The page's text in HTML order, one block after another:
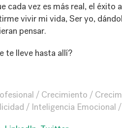
cada vez es más real, el éxito
vivir mi vida, Ser yo,
pensar.
te lleve hasta allí?
Crecimiento
Inteligencia Emocional